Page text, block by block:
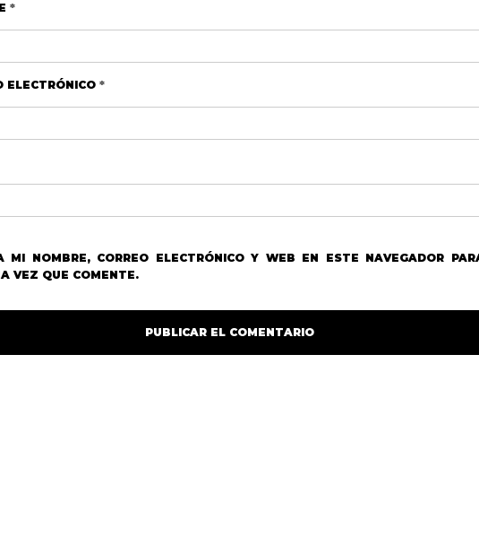
*
ELECTRÓNICO *
MI NOMBRE, CORREO ELECTRÓNICO Y WEB EN ESTE NAVEGADOR
VEZ QUE COMENTE.